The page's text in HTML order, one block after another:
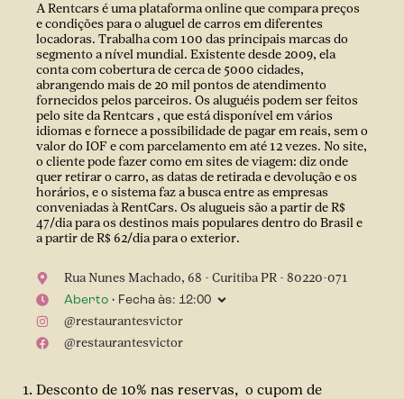
A Rentcars é uma plataforma online que compara preços
e condições para o aluguel de carros em diferentes
locadoras. Trabalha com 100 das principais marcas do
segmento a nível mundial. Existente desde 2009, ela
conta com cobertura de cerca de 5000 cidades,
abrangendo mais de 20 mil pontos de atendimento
fornecidos pelos parceiros. Os aluguéis podem ser feitos
pelo site da Rentcars , que está disponível em vários
idiomas e fornece a possibilidade de pagar em reais, sem o
valor do IOF e com parcelamento em até 12 vezes. No site,
o cliente pode fazer como em sites de viagem: diz onde
quer retirar o carro, as datas de retirada e devolução e os
horários, e o sistema faz a busca entre as empresas
conveniadas à RentCars. Os alugueis são a partir de R$
47/dia para os destinos mais populares dentro do Brasil e
a partir de R$ 62/dia para o exterior.
Rua Nunes Machado, 68 - Curitiba PR- 80220-071
Aberto • Fecha às: 12:00
@restaurantesvictor
@restaurantesvictor
Desconto de 10% nas reservas, o cupom de